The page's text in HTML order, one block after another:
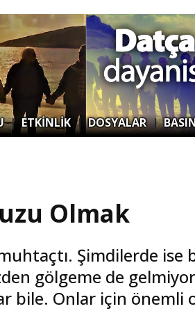
| ETKİNLİK |DOSYALAR|
Olmak
Şimdilerde ise
gölgeme de
bile. Onlar için önemli